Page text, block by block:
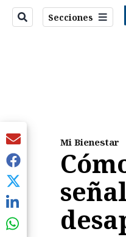
Secciones
Mi Bienestar